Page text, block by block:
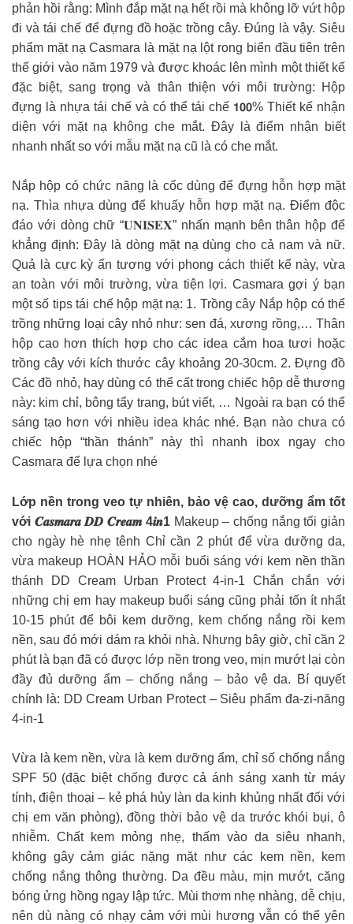
phản hồi rằng: Mình đắp mặt nạ hết rồi mà không lỡ vứt hộp
đi và tái chế để đựng đồ hoặc trồng cây. Đúng là vậy. Siêu
phẩm mặt nạ Casmara là mặt nạ lột rong biển đầu tiên trên
thế giới vào năm 1979 và được khoác lên mình một thiết kế
đặc biệt, sang trọng và thân thiện với môi trường: Hộp
đựng là nhựa tái chế và có thể tái chế 𝟭𝟬𝟬% Thiết kế nhận
diện với mặt nạ không che mắt. Đây là điểm nhận biết
nhanh nhất so với mẫu mặt nạ cũ là có che mắt.
Nắp hộp có chức năng là cốc dùng để đựng hỗn hợp mặt
nạ. Thìa nhựa dùng để khuấy hỗn hợp mặt nạ. Điểm độc
đáo với dòng chữ “𝐔𝐍𝐈𝐒𝐄𝐗” nhấn mạnh bên thân hộp để
khẳng định: Đây là dòng mặt nạ dùng cho cả nam và nữ.
Quả là cực kỳ ấn tượng với phong cách thiết kế này, vừa
an toàn với môi trường, vừa tiện lợi. Casmara gợi ý bạn
một số tips tái chế hộp mặt nạ: 1. Trồng cây Nắp hộp có thể
trồng những loại cây nhỏ như: sen đá, xương rồng,… Thân
hộp cao hơn thích hợp cho các idea cắm hoa tươi hoặc
trồng cây với kích thước cây khoảng 20-30cm. 2. Đựng đồ
Các đồ nhỏ, hay dùng có thể cất trong chiếc hộp dễ thương
này: kim chỉ, bông tẩy trang, bút viết, … Ngoài ra bạn có thể
sáng tạo hơn với nhiều idea khác nhé. Bạn nào chưa có
chiếc hộp “thần thánh” này thì nhanh ibox ngay cho
Casmara để lựa chọn nhé
Lớp nền trong veo tự nhiên, bảo vệ cao, dưỡng ẩm tốt
với 𝑪𝒂𝒔𝒎𝒂𝒓𝒂 𝑫𝑫 𝑪𝒓𝒆𝒂𝒎 4𝒊𝒏1Makeup – chống nắng tối giản
cho ngày hè nhẹ tênh Chỉ cần 2 phút để vừa dưỡng da,
vừa makeup HOÀN HẢO mỗi buổi sáng với kem nền thần
thánh DD Cream Urban Protect 4-in-1 Chắn chắn với
những chị em hay makeup buổi sáng cũng phải tốn ít nhất
10-15 phút để bôi kem dưỡng, kem chống nắng rồi kem
nền, sau đó mới dám ra khỏi nhà. Nhưng bây giờ, chỉ cần 2
phút là bạn đã có được lớp nền trong veo, mịn mướt lại còn
đầy đủ dưỡng ẩm – chống nắng – bảo vệ da. Bí quyết
chính là: DD Cream Urban Protect – Siêu phẩm đa-zi-năng
4-in-1
Vừa là kem nền, vừa là kem dưỡng ẩm, chỉ số chống nắng
SPF 50 (đặc biệt chống được cả ánh sáng xanh từ máy
tính, điện thoại – kẻ phá hủy làn da kinh khủng nhất đối với
chị em văn phòng), đồng thời bảo vệ da trước khói bụi, ô
nhiễm. Chất kem mỏng nhẹ, thấm vào da siêu nhanh,
không gây cảm giác nặng mặt như các kem nền, kem
chống nắng thông thường. Da đều màu, mịn mướt, căng
bóng ửng hồng ngay lập tức. Mùi thơm nhẹ nhàng, dễ chịu,
nên dù nàng có nhạy cảm với mùi hương vẫn có thể yên